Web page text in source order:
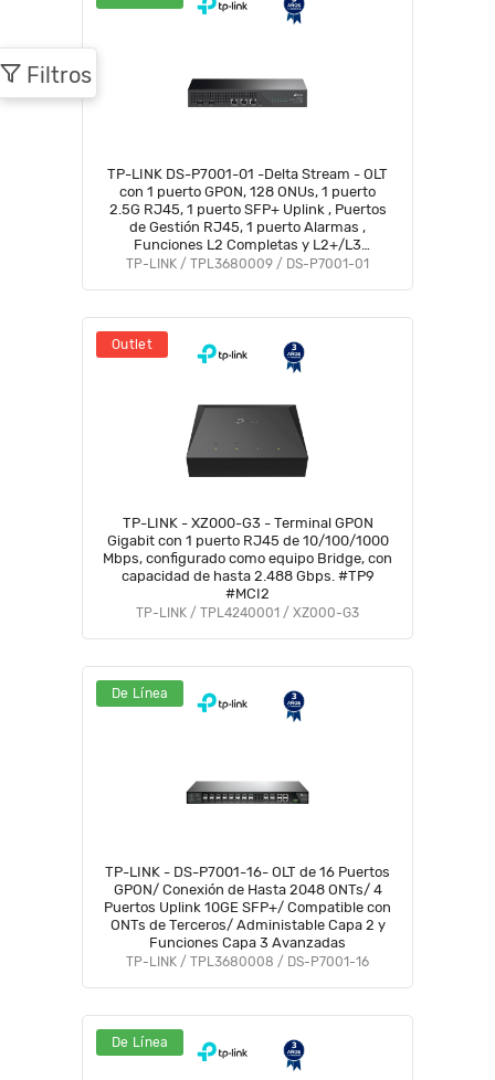
TP-LINK DS-P7001-01 -Delta Stream - OLT
con 1 puerto GPON, 128 ONUs, 1 puerto
2.5G RJ45, 1 puerto SFP+ Uplink , Puertos
de Gestión RJ45, 1 puerto Alarmas ,
Funciones L2 Completas y L2+/L3
Avanzadas , Administración desde la nube
TP-LINK / TPL3680009 / DS-P7001-01
Outlet
TP-LINK - XZ000-G3 - Terminal GPON
Gigabit con 1 puerto RJ45 de 10/100/1000
Mbps, configurado como equipo Bridge, con
capacidad de hasta 2.488 Gbps. #TP9
#MCI2
TP-LINK / TPL4240001 / XZ000-G3
De Línea
TP-LINK - DS-P7001-16- OLT de 16 Puertos
GPON/ Conexión de Hasta 2048 ONTs/ 4
Puertos Uplink 10GE SFP+/ Compatible con
ONTs de Terceros/ Administable Capa 2 y
Funciones Capa 3 Avanzadas
TP-LINK / TPL3680008 / DS-P7001-16
De Línea
Filtros